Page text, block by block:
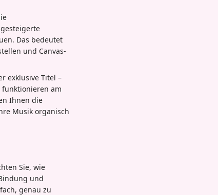
Das bedeutet
und Canvas-
exklusive Titel –
am
Ihnen die
Musik organisch
Sie, wie
und
genau zu